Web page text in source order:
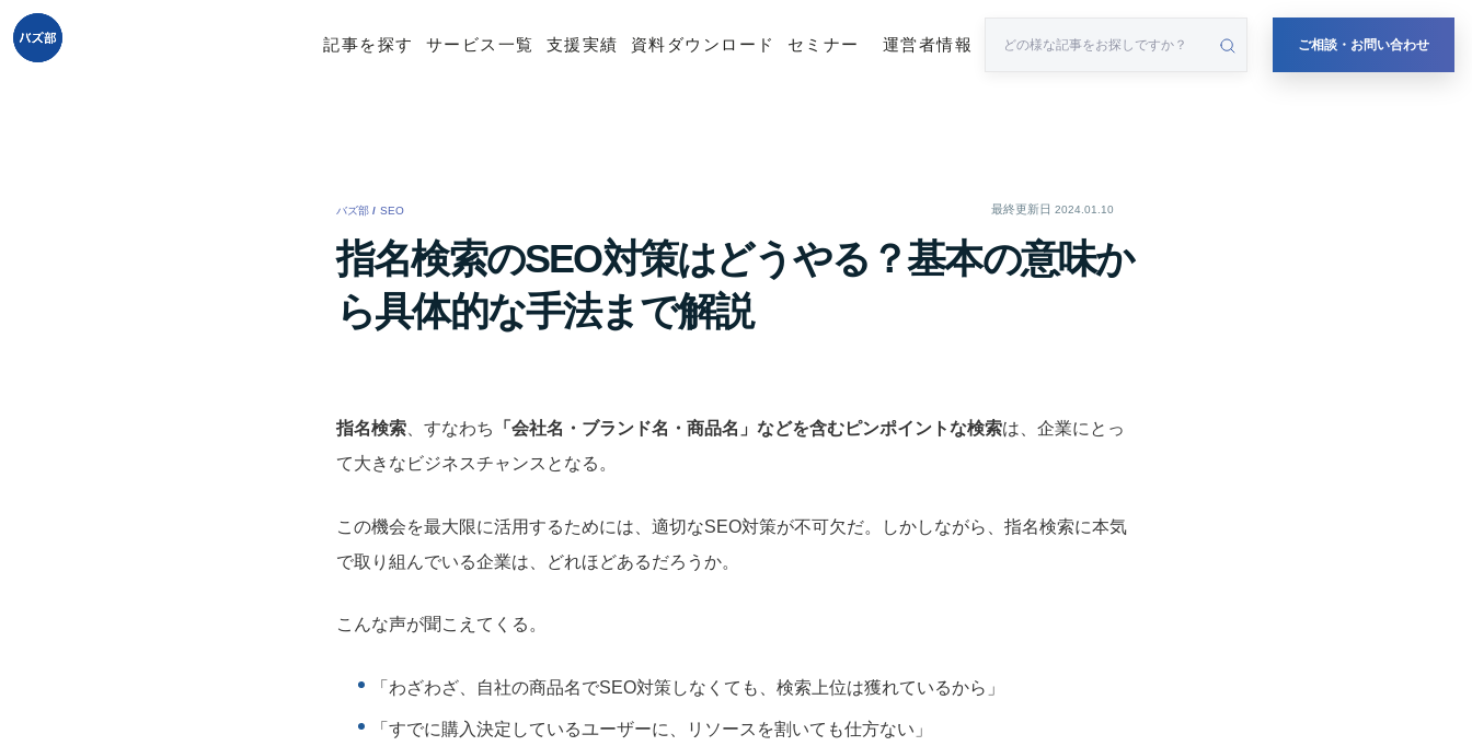
記事を探す サービス一覧 支援実績 資料ダウンロード セミナー 運営者情報 ご相談・お問い合わせ
バズ部 / SEO 最終更新日 2024.01.10
指名検索のSEO対策はどうやる？基本の意味か
ら具体的な手法まで解説
指名検索 、すなわち 「会社名・ブランド名・商品名」などを含むピンポイントな検索は、企業にとっ
て大きなビジネスチャンスとなる。
この機会を最大限に活用するためには、適切なSEO対策が不可欠だ。しかしながら、指名検索に本気
で取り組んでいる企業は、どれほどあるだろうか。
こんな声が聞こえてくる。
「わざわざ、自社の商品名でSEO対策しなくても、検索上位は獲れているから」
「すでに購入決定しているユーザーに、リソースを割いても仕方ない」